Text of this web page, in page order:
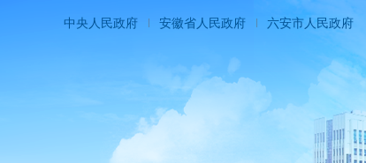
中央人民政府 安徽省人民政府 六安市人民政府